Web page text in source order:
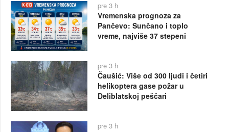
pre 3 h
Vremenska prognoza za
Pančevo: Sunčano i toplo
vreme, najviše 37 stepeni
pre 3 h
Čaušić: Više od 300 ljudi i četiri
helikoptera gase požar u
Deliblatskoj peščari
pre 3 h